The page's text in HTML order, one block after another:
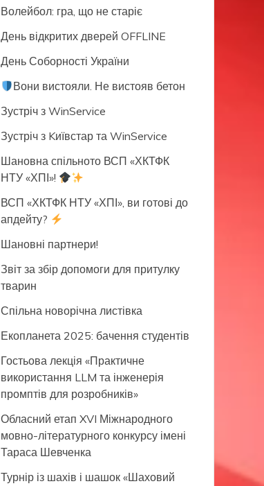
Волейбол: гра, що не старіє
День відкритих дверей OFFLINE
День Соборності України
Вони вистояли. Не вистояв бетон
Зустріч з WinService
Зустріч з Kиївстар та WinService
Шановна спільното ВСП «ХКТФК
НТУ «ХПІ»!
ВСП «ХКТФК НТУ «ХПІ», ви готові до
апдейту?
Шановні партнери!
Звіт за збір допомоги для притулку
тварин
Спільна новорічна листівка
Екопланета 2025: бачення студентів
Гостьова лекція «Практичне
використання LLM та інженерія
промптів для розробників»
Обласний етап XVI Міжнародного
мовно-літературного конкурсу імені
Тараса Шевченка
Турнір із шахів і шашок «Шаховий